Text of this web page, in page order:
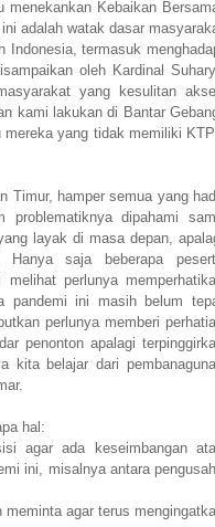
menekankan Kebaikan
adalah watak dasar
Indonesia, termasuk
oleh Kardinal
yang kesulitan
kami lakukan di Bantar
yang tidak memiliki
Timur, hamper semua yang
problematiknya dipahami
layak di masa depan,
Hanya saja beberapa
perlunya
pandemi ini masih belum
perlunya memberi
penonton apalagi
kita belajar dari
hal:
agar ada keseimbangan
ini, misalnya antara
agar terus